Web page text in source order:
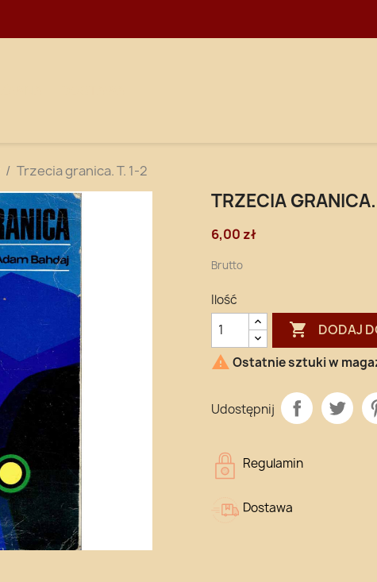
Trzecia granica. T. 1-2
TRZECIA
6,00 zł
Brutto
Ilość
 DODAJ
 Ostatnie sztuki w
Udostępnij
Regulamin
Dostawa